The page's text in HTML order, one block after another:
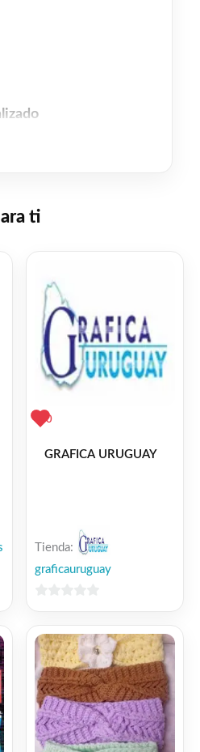
este producto
ti
0
GRAFICA URUGUAY
Tienda:
graficauruguay
5